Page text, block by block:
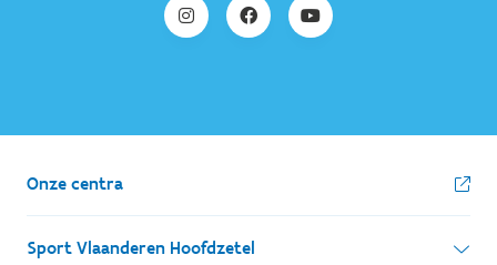
Onze centra
Sport Vlaanderen Hoofdzetel